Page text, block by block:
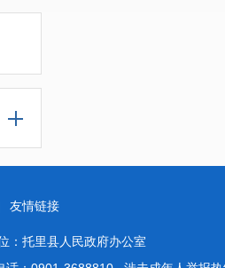
友情链接
托里县人民政府办公室